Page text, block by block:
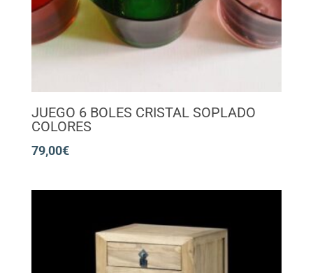
JUEGO 6 BOLES CRISTAL SOPLADO
COLORES
79,00€